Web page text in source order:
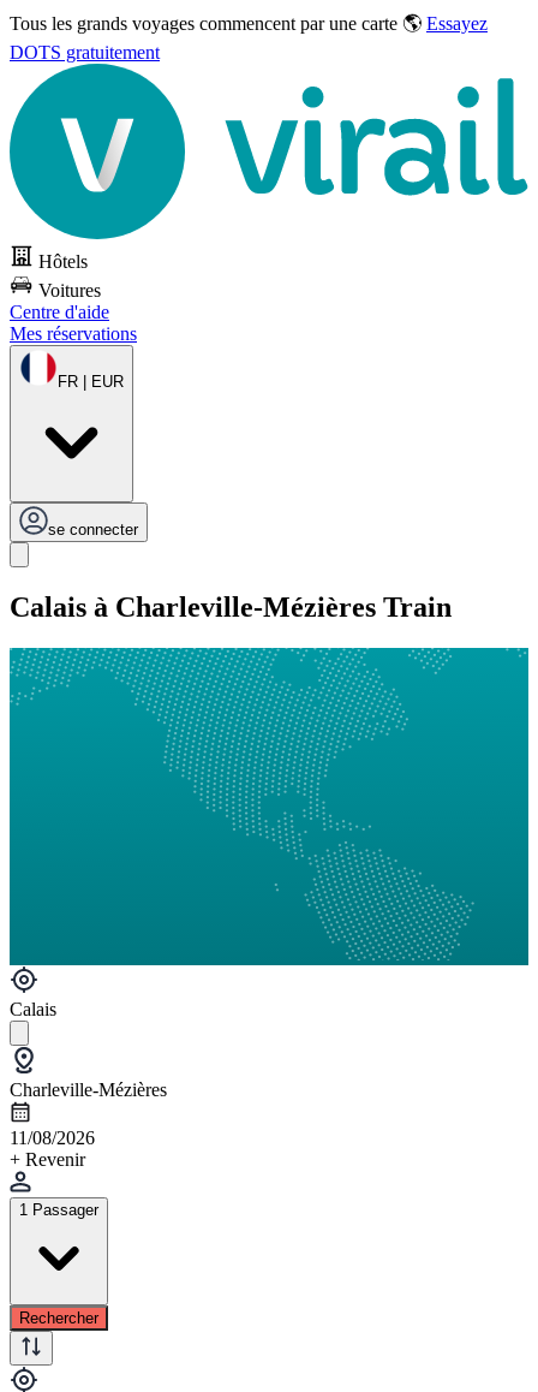
Tous les grands voyages commencent par une carte 🌎 Essayez
DOTS gratuitement
Hôtels
Voitures
Centre d'aide
Mes réservations
FR | EUR
se connecter
Calais à Charleville-Mézières Train
Calais
Charleville-Mézières
11/08/2026
+ Revenir
1 Passager
Rechercher